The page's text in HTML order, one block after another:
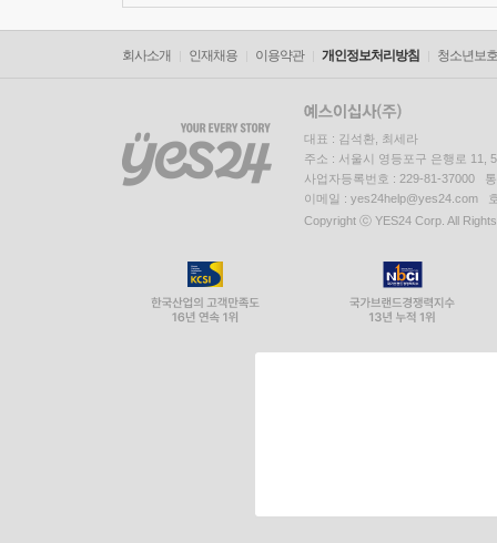
회사소개 인재채용 이용약관 개인정보처리방침 청소년보
대표 : 김석환, 최세라
주소 : 서울시 영등포구 은행로 11,
사업자등록번호 : 229-81-37000
이메일 : yes24help@yes24.com
Copyright ⓒ YES24 Corp. All